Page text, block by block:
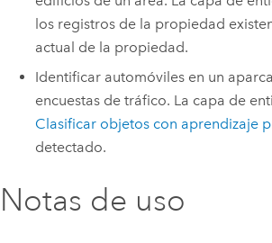
los registros de la propiedad
actual de la propiedad.
Identificar automóviles en un
encuestas de tráfico. La capa de
Clasificar objetos con aprendizaje
detectado.
Notas de uso